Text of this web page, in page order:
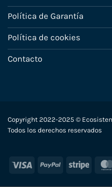
Política de Garantía
Política de cookies
Contacto
Copyright 2022-2025 ©
Todos los derechos reservados
Visa PayPal Stripe